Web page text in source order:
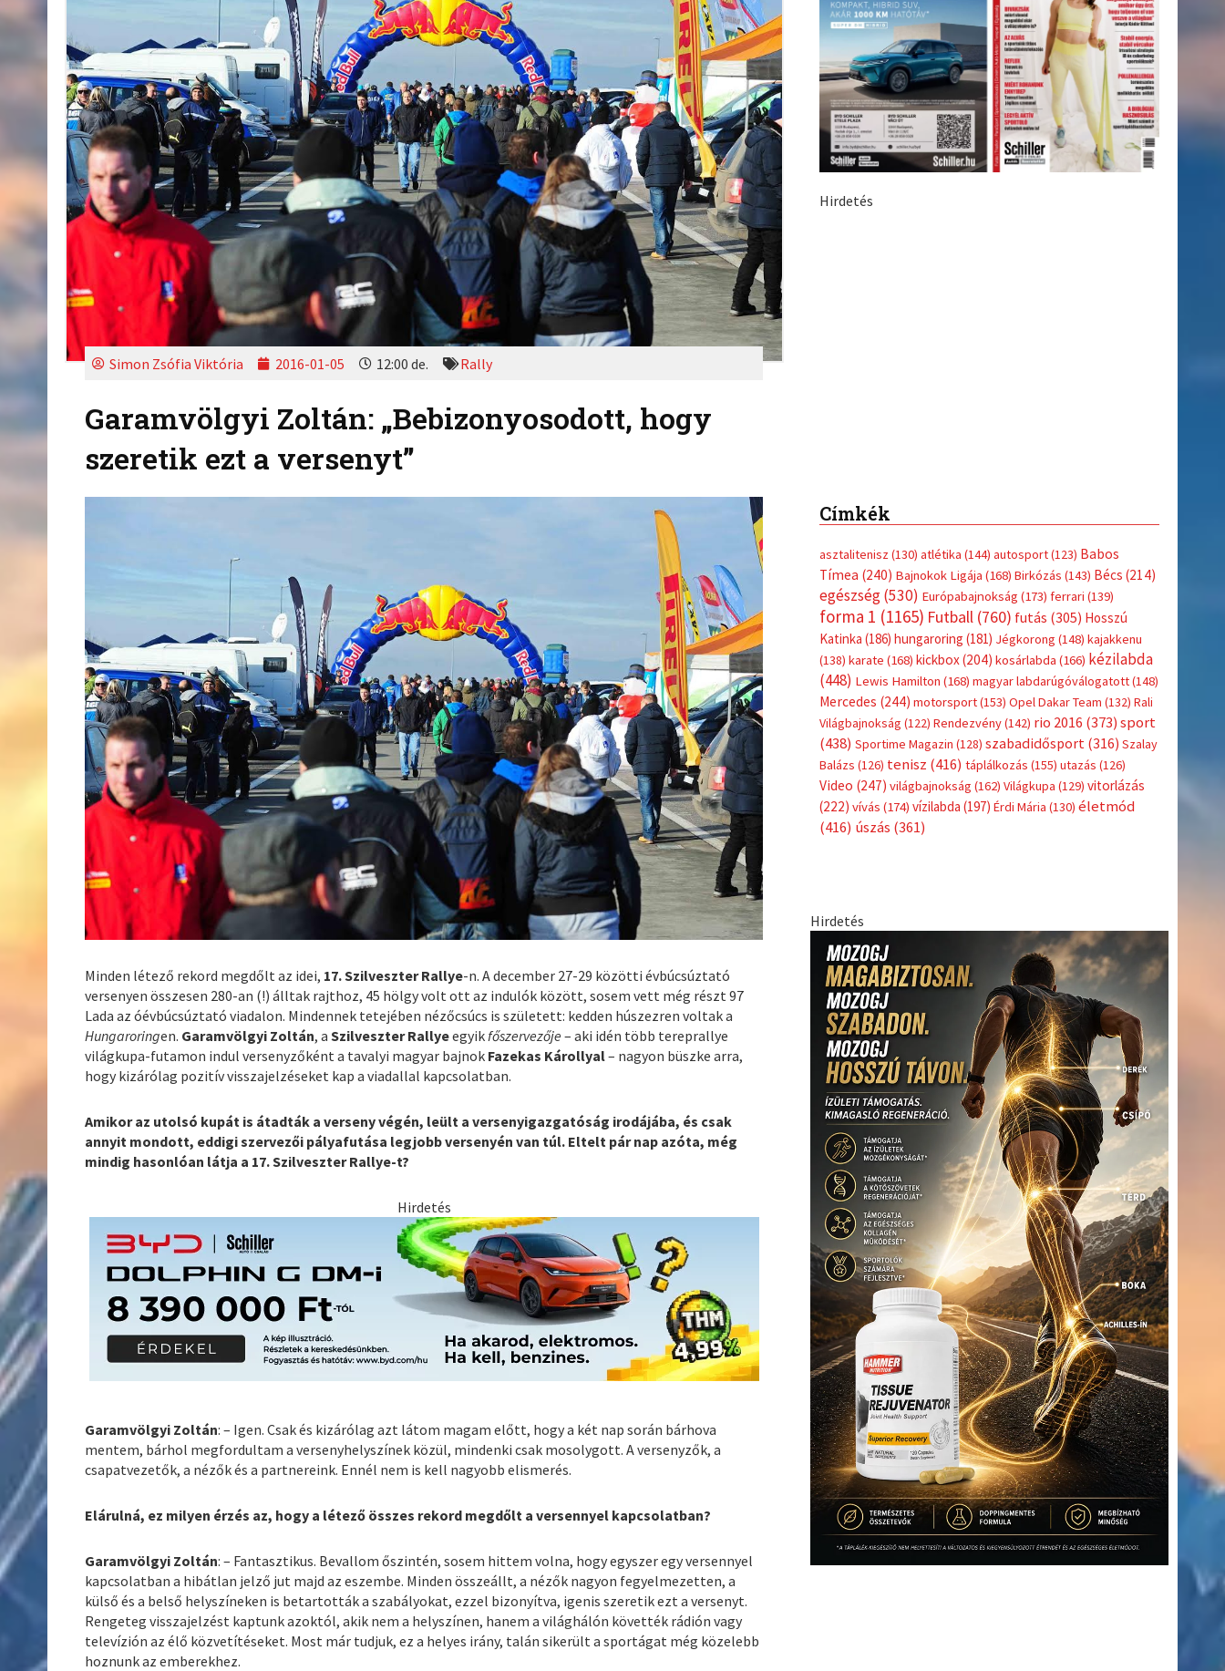
Simon Zsófia Viktória 2016-01-05 12:00 de. Rally
Garamvölgyi Zoltán: „Bebizonyosodott, hogy
szeretik ezt a versenyt”
Minden létező rekord megdőlt az idei, 17. Szilveszter Rallye-n. A december 27-29 közötti évbúcsúztató
versenyen összesen 280-an (!) álltak rajthoz, 45 hölgy volt ott az indulók között, sosem vett még részt 97
Lada az óévbúcsúztató viadalon. Mindennek tetejében nézőcsúcs is született: kedden húszezren voltak a
Hungaroringen. Garamvölgyi Zoltán, aSzilveszter Rallyeegyik főszervezője – aki idén több tereprallye
világkupa-futamon indul versenyzőként a tavalyi magyar bajnok Fazekas Károllyal– nagyon büszke arra,
hogy kizárólag pozitív visszajelzéseket kap a viadallal kapcsolatban.
Amikor az utolsó kupát is átadták a verseny végén, leült a versenyigazgatóság irodájába, és csak
annyit mondott, eddigi szervezői pályafutása legjobb versenyén van túl. Eltelt pár nap azóta, még
mindig hasonlóan látja a 17. Szilveszter Rallye-t?
Hirdetés
Garamvölgyi Zoltán: – Igen. Csak és kizárólag azt látom magam előtt, hogy a két nap során bárhova
mentem, bárhol megfordultam a versenyhelyszínek közül, mindenki csak mosolygott. A versenyzők, a
csapatvezetők, a nézők és a partnereink. Ennél nem is kell nagyobb elismerés.
Elárulná, ez milyen érzés az, hogy a létező összes rekord megdőlt a versennyel kapcsolatban?
Garamvölgyi Zoltán: – Fantasztikus. Bevallom őszintén, sosem hittem volna, hogy egyszer egy versennyel
kapcsolatban a hibátlan jelző jut majd az eszembe. Minden összeállt, a nézők nagyon fegyelmezetten, a
külső és a belső helyszíneken is betartották a szabályokat, ezzel bizonyítva, igenis szeretik ezt a versenyt.
Rengeteg visszajelzést kaptunk azoktól, akik nem a helyszínen, hanem a világhálón követték rádión vagy
televízión az élő közvetítéseket. Most már tudjuk, ez a helyes irány, talán sikerült a sportágat még közelebb
hoznunk az emberekhez.
Hirdetés
Címkék
asztalitenisz(130) autosport(123)Babos
Tímea(240)Bajnokok Ligája (168)Birkózás(143)Bécs(214)
egészség(530) Európabajnokság(173)ferrari(139)
forma 1(1165) (760)futás(305)
Hosszú
Katinka(186)hungaroring (181)Jégkorong(148)
kajakkenu
(138)karate(168)kickbox(204) kosárlabda(166)kézilabda
(448)Lewis Hamilton(168)magyar labdarúgóválogatott(148)
Mercedes(244)motorsport(153)Opel Dakar Team(132)Rali
Világbajnokság(122)Rendezvény(142)rio 2016(373)sport
(438)Sportime Magazin (128)szabadidősport (316)Szalay
Balázs
(126)tenisz(416)táplálkozás(155)utazás(126)
Video (247)világbajnokság(162) Világkupa(129)vitorlázás
(222)
vívás(174)vízilabda(197) Érdi Mária(130)életmód
(416)úszás(361)
Hirdetés